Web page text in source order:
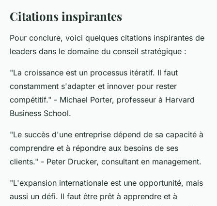
Citations inspirantes
Pour conclure, voici quelques citations inspirantes de
leaders dans le domaine du conseil stratégique :
"La croissance est un processus itératif. Il faut
constamment s'adapter et innover pour rester
compétitif." - Michael Porter, professeur à Harvard
Business School.
"Le succès d'une entreprise dépend de sa capacité à
comprendre et à répondre aux besoins de ses
clients." - Peter Drucker, consultant en management.
"L'expansion internationale est une opportunité, mais
aussi un défi. Il faut être prêt à apprendre et à